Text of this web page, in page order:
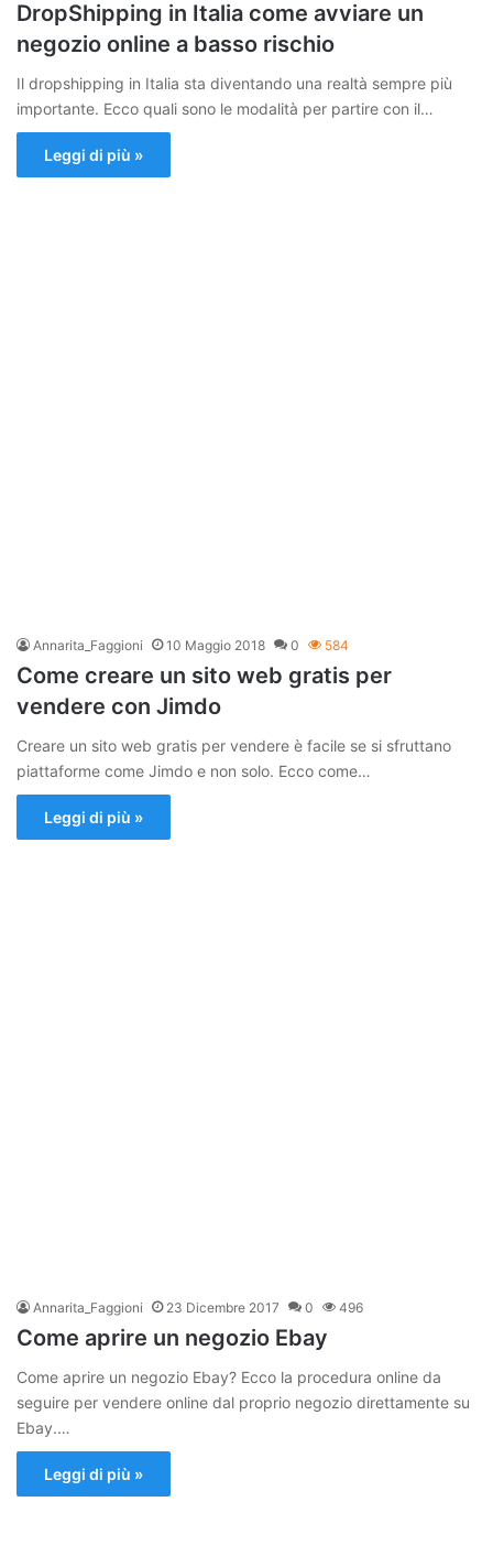
DropShipping in Italia come avviare un
negozio online a basso rischio
Il dropshipping in Italia sta diventando una realtà sempre più
importante. Ecco quali sono le modalità per partire con il…
Leggi di più »
Annarita_Faggioni 10 Maggio 2018 0 584
Come creare un sito web gratis per
vendere con Jimdo
Creare un sito web gratis per vendere è facile se si sfruttano
piattaforme come Jimdo e non solo. Ecco come…
Leggi di più »
Annarita_Faggioni 23 Dicembre 2017 0 496
Come aprire un negozio Ebay
Come aprire un negozio Ebay? Ecco la procedura online da
seguire per vendere online dal proprio negozio direttamente su
Ebay.…
Leggi di più »